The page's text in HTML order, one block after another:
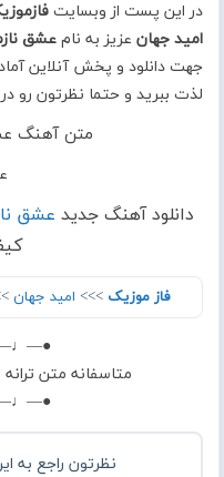
در این پست از وبسایت
امید جهان عزیز به نامعشق
جهت دانلود و پخش آنلاین آماده
لذت ببرید و حتما نظرتون رو
متن آهنگ
دانلود آهنگ جدید عشق
فاز موزیک >>> امید جهان
متاسفانه متن
نظرتون راجع به